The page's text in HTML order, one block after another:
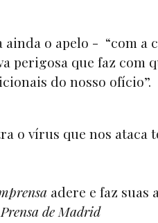
o apelo - “com a
perigosa que faz com
do nosso ofício”.
o vírus que nos ataca
adere e faz suas
de Madrid